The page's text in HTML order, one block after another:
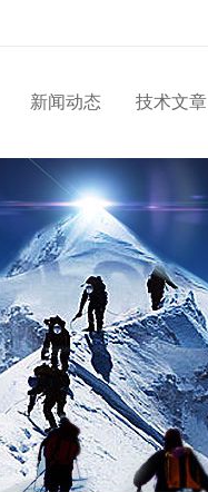
新闻动态 技术文章